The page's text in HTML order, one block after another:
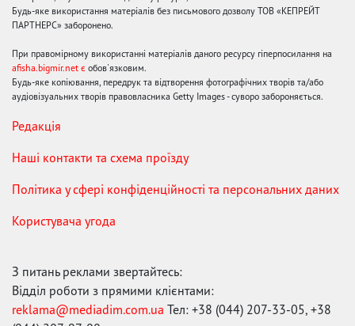
Будь-яке використання матеріалів без письмового дозволу ТОВ «КЕПРЕЙТ
ПАРТНЕРС» заборонено.
При правомірному використанні матеріалів даного ресурсу гіперпосилання на
afisha.bigmir.net є обов'язковим.
Будь-яке копіювання, передрук та відтворення фотографічних творів та/або
аудіовізуальних творів правовласника Getty Images - суворо забороняється.
Редакція
Наші контакти та схема проїзду
Політика у сфері конфіденційності та персональних даних
Користувача угода
З питань реклами звертайтесь:
Відділ роботи з прямими клієнтами:
reklama@mediadim.com.ua Тел: +38 (044) 207-33-05, +38